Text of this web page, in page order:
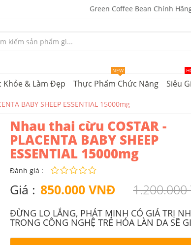
Green Coffee Bean Chính
Khỏe & Làm Đẹp Thực Phẩm Chức Năng
NEW
Siêu
BABY SHEEP ESSENTIAL 15000mg
Nhau thai cừu COSTAR -
PLACENTA BABY SHEEP
ESSENTIAL 15000mg
Đánh giá :
Giá : 850.000 VNĐ
ĐỪNG LO LẮNG, PHÁT MINH CÓ GIÁ TRỊ
TRONG CÔNG NGHỆ TRẺ HÓA LÀN DA SẼ